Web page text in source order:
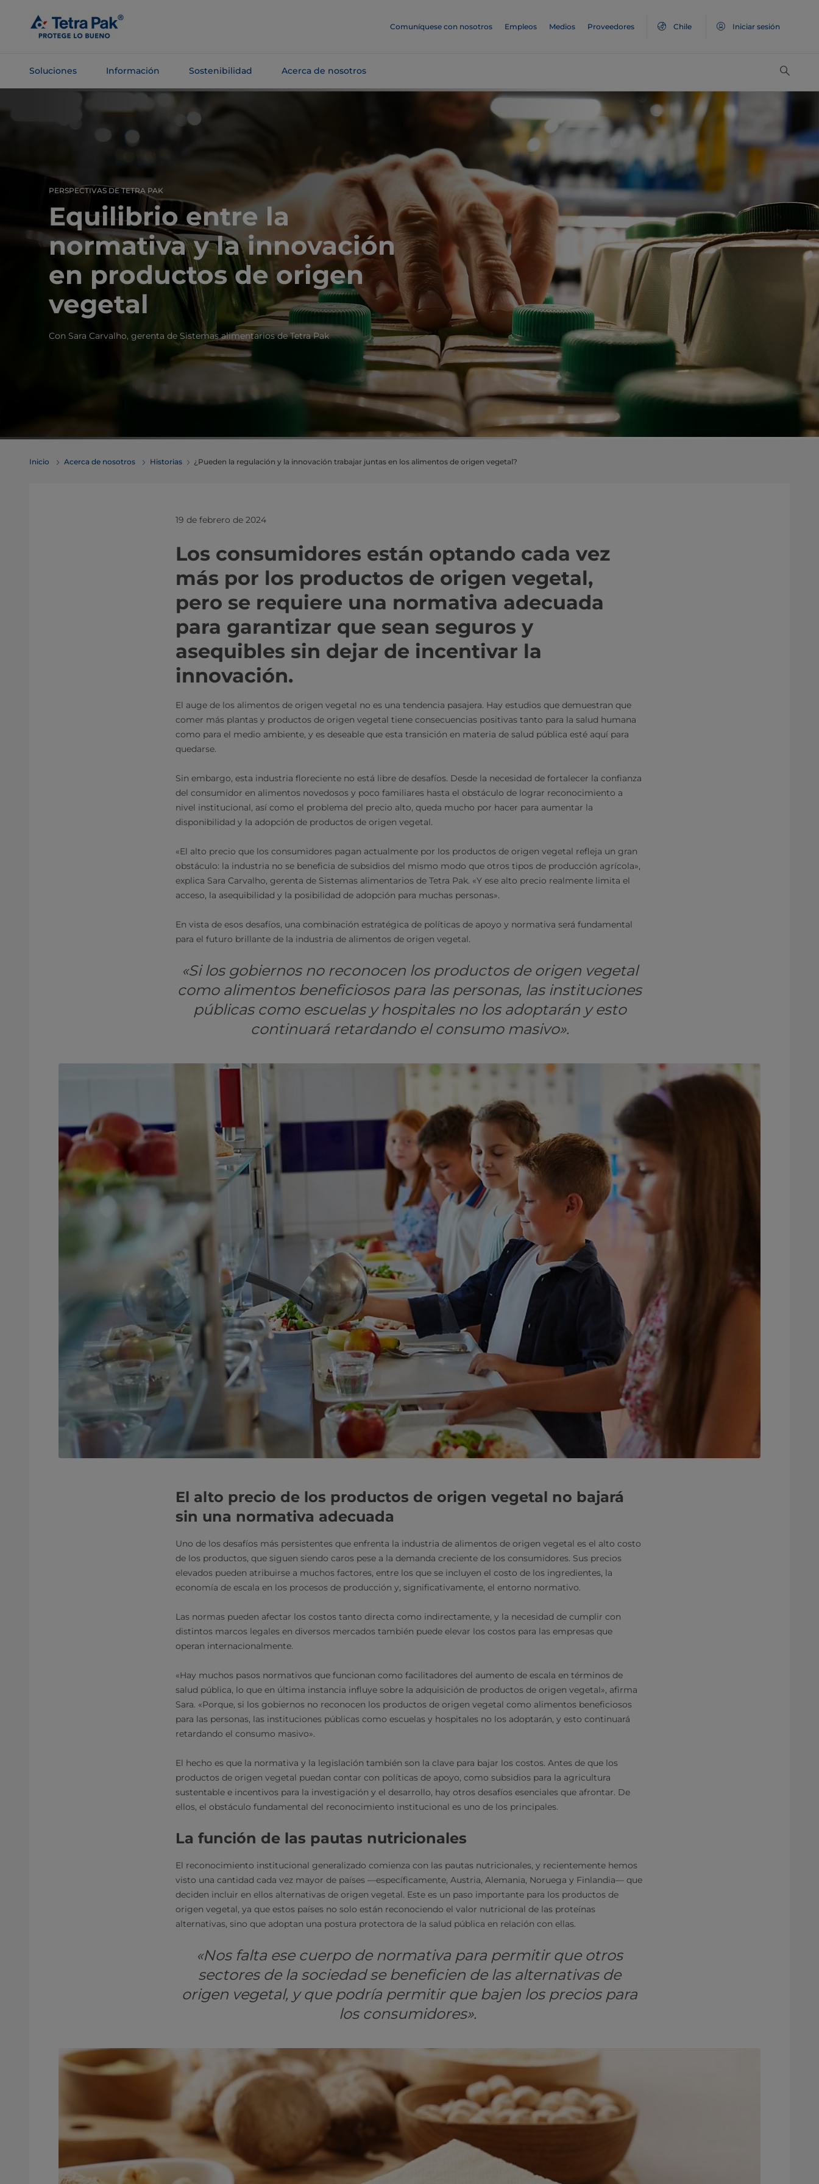
contenido
principal
Comuníquese con nosotros Empleos Medios Proveedores Chile Iniciar sesión
Soluciones Información Sostenibilidad Acerca de nosotros
PERSPECTIVAS DE TETRA PAK
Equilibrio entre la
normativa y la innovación
en productos de origen
vegetal
Con Sara Carvalho, gerenta de Sistemas alimentarios de Tetra Pak
Inicio Acerca de nosotros Historias ¿Pueden la regulación y la innovación trabajar juntas en los alimentos de origen vegetal?
19 de febrero de 2024
Los consumidores están optando cada vez
más por los productos de origen vegetal,
pero se requiere una normativa adecuada
para garantizar que sean seguros y
asequibles sin dejar de incentivar la
innovación.
El auge de los alimentos de origen vegetal no es una tendencia pasajera. Hay estudios que demuestran que
comer más plantas y productos de origen vegetal tiene consecuencias positivas tanto para la salud humana
como para el medio ambiente, y es deseable que esta transición en materia de salud pública esté aquí para
quedarse.
Sin embargo, esta industria floreciente no está libre de desafíos. Desde la necesidad de fortalecer la confianza
del consumidor en alimentos novedosos y poco familiares hasta el obstáculo de lograr reconocimiento a
nivel institucional, así como el problema del precio alto, queda mucho por hacer para aumentar la
disponibilidad y la adopción de productos de origen vegetal.
«El alto precio que los consumidores pagan actualmente por los productos de origen vegetal refleja un gran
obstáculo: la industria no se beneficia de subsidios del mismo modo que otros tipos de producción agrícola»,
explica Sara Carvalho, gerenta de Sistemas alimentarios de Tetra Pak. «Y ese alto precio realmente limita el
acceso, la asequibilidad y la posibilidad de adopción para muchas personas».
En vista de esos desafíos, una combinación estratégica de políticas de apoyo y normativa será fundamental
para el futuro brillante de la industria de alimentos de origen vegetal.
«Si los gobiernos no reconocen los productos de origen vegetal
como alimentos beneficiosos para las personas, las instituciones
públicas como escuelas y hospitales no los adoptarán y esto
continuará retardando el consumo masivo».
El alto precio de los productos de origen vegetal no bajará
sin una normativa adecuada
Uno de los desafíos más persistentes que enfrenta la industria de alimentos de origen vegetal es el alto costo
de los productos, que siguen siendo caros pese a la demanda creciente de los consumidores. Sus precios
elevados pueden atribuirse a muchos factores, entre los que se incluyen el costo de los ingredientes, la
economía de escala en los procesos de producción y, significativamente, el entorno normativo.
Las normas pueden afectar los costos tanto directa como indirectamente, y la necesidad de cumplir con
distintos marcos legales en diversos mercados también puede elevar los costos para las empresas que
operan internacionalmente.
«Hay muchos pasos normativos que funcionan como facilitadores del aumento de escala en términos de
salud pública, lo que en última instancia influye sobre la adquisición de productos de origen vegetal», afirma
Sara. «Porque, si los gobiernos no reconocen los productos de origen vegetal como alimentos beneficiosos
para las personas, las instituciones públicas como escuelas y hospitales no los adoptarán, y esto continuará
retardando el consumo masivo».
El hecho es que la normativa y la legislación también son la clave para bajar los costos. Antes de que los
productos de origen vegetal puedan contar con políticas de apoyo, como subsidios para la agricultura
sustentable e incentivos para la investigación y el desarrollo, hay otros desafíos esenciales que afrontar. De
ellos, el obstáculo fundamental del reconocimiento institucional es uno de los principales.
La función de las pautas nutricionales
El reconocimiento institucional generalizado comienza con las pautas nutricionales, y recientemente hemos
visto una cantidad cada vez mayor de países —específicamente, Austria, Alemania, Noruega y Finlandia— que
deciden incluir en ellos alternativas de origen vegetal. Este es un paso importante para los productos de
origen vegetal, ya que estos países no solo están reconociendo el valor nutricional de las proteínas
alternativas, sino que adoptan una postura protectora de la salud pública en relación con ellas.
«Nos falta ese cuerpo de normativa para permitir que otros
sectores de la sociedad se beneficien de las alternativas de
origen vegetal, y que podría permitir que bajen los precios para
los consumidores».